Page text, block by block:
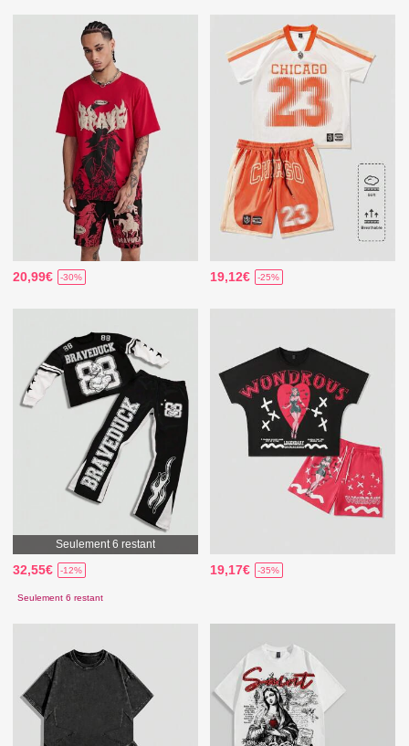
20,99€ -30% 19,12€ -25%
Seulement 6 restant
32,55€ -12%
Seulement 6 restant
19,17€ -35%